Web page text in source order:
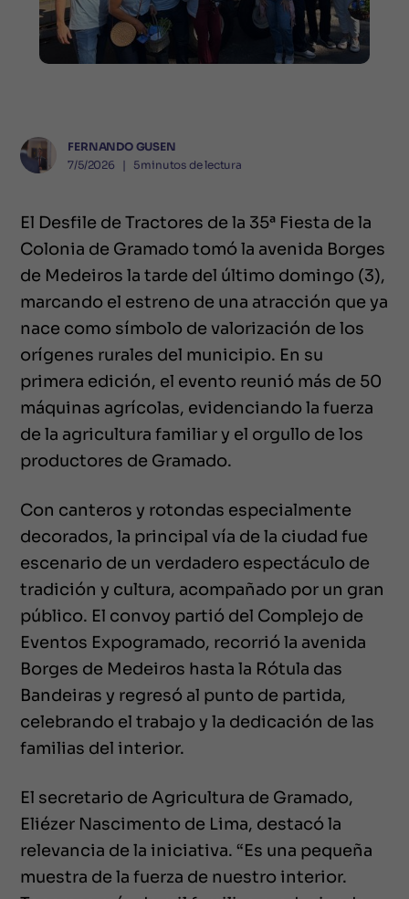
FERNANDO GUSEN
7/5/2026
❘ 5minutos de lectura
El Desfile de Tractores de la 35ª Fiesta de la
Colonia de Gramado tomó la avenida Borges
de Medeiros la tarde del último domingo (3),
marcando el estreno de una atracción que ya
nace como símbolo de valorización de los
orígenes rurales del municipio. En su
primera edición, el evento reunió más de 50
máquinas agrícolas, evidenciando la fuerza
de la agricultura familiar y el orgullo de los
productores de Gramado.
Con canteros y rotondas especialmente
decorados, la principal vía de la ciudad fue
escenario de un verdadero espectáculo de
tradición y cultura, acompañado por un gran
público. El convoy partió del Complejo de
Eventos Expogramado, recorrió la avenida
Borges de Medeiros hasta la Rótula das
Bandeiras y regresó al punto de partida,
celebrando el trabajo y la dedicación de las
familias del interior.
El secretario de Agricultura de Gramado,
Eliézer Nascimento de Lima, destacó la
relevancia de la iniciativa. “Es una pequeña
muestra de la fuerza de nuestro interior.